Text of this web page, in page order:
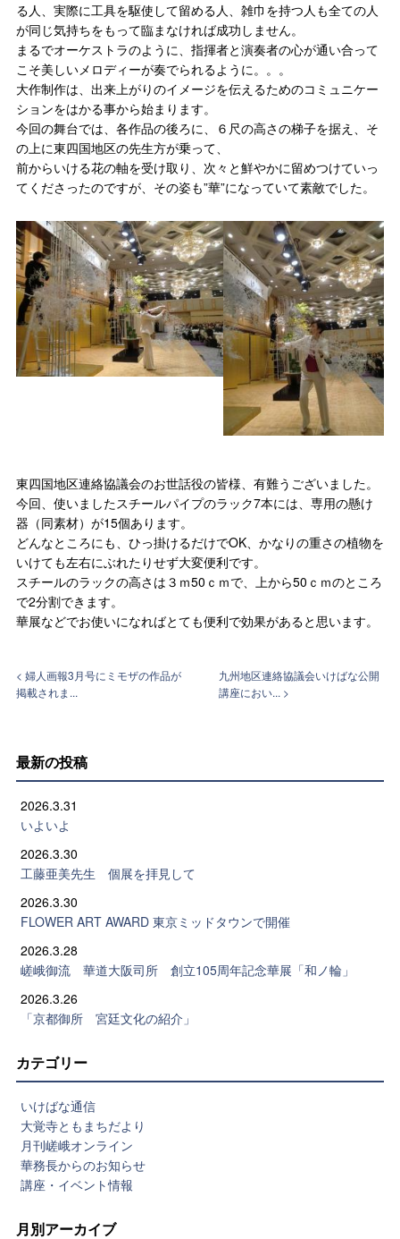
る人、実際に工具を駆使して留める人、雑巾を持つ人も全ての人
が同じ気持ちをもって臨まなければ成功しません。
まるでオーケストラのように、指揮者と演奏者の心が通い合って
こそ美しいメロディーが奏でられるように。。。
大作制作は、出来上がりのイメージを伝えるためのコミュニケー
ションをはかる事から始まります。
今回の舞台では、各作品の後ろに、６尺の高さの梯子を据え、そ
の上に東四国地区の先生方が乗って、
前からいける花の軸を受け取り、次々と鮮やかに留めつけていっ
てくださったのですが、その姿も”華”になっていて素敵でした。
東四国地区連絡協議会のお世話役の皆様、有難うございました。
今回、使いましたスチールパイプのラック7本には、専用の懸け
器（同素材）が15個あります。
どんなところにも、ひっ掛けるだけでOK、かなりの重さの植物を
いけても左右にぶれたりせず大変便利です。
スチールのラックの高さは３ｍ50ｃｍで、上から50ｃｍのところ
で2分割できます。
華展などでお使いになればとても便利で効果があると思います。
< 婦人画報3月号にミモザの作品が
掲載されま...
九州地区連絡協議会いけばな公開
講座におい... >
最新の投稿
2026.3.31
いよいよ
2026.3.30
工藤亜美先生 個展を拝見して
2026.3.30
FLOWER ART AWARD 東京ミッドタウンで開催
2026.3.28
嵯峨御流 華道大阪司所 創立105周年記念華展「和ノ輪」
2026.3.26
「京都御所 宮廷文化の紹介」
カテゴリー
いけばな通信
大覚寺ともまちだより
月刊嵯峨オンライン
華務長からのお知らせ
講座・イベント情報
月別アーカイブ